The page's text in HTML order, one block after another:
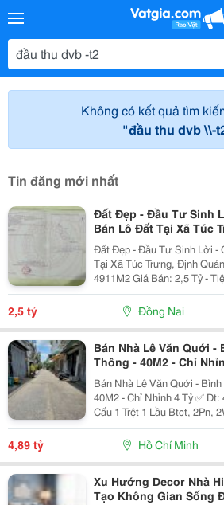
Không có kết quả tìm
"đầu thu dvb \\-
Tin đăng mới nhất
Đất Đẹp - Đầu Tư Sinh
Bán Lô Đất Tại Xã Túc
Đồng Nai
Đất Đẹp - Đầu Tư Sinh Lời -
Tại Xã Túc Trưng, Định
4911M2 Giá Bán: 2,5 Tỷ - Tiện Ích Xung Quanh Đầy Đủ
Gần Chợ, Trường Học,.. -
An Ninh Tốt - Giao Thông
2,5 tỷ Đồng Nai
Bán Nhà Lê Văn Quới -
Thông - 40M2 - Chỉ
Bán Nhà Lê Văn Quới -
40M2 - Chỉ Nhỉnh 4 Tỷ ✅ Dt:
Cấu 1 Trệt 1 Lầu Btct, 2Pn,
Hẻm Xe Tải 6M Thông, Chỉ 1
Đẹp, Kết Nối Thoại Ngọc
4,89 tỷ Hồ Chí Minh
Xu Hướng Decor Nhà
Tạo Không Gian Sống